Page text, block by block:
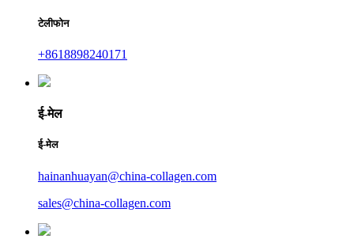
टेलीफोन
+8618898240171
ई-मेल
ई-मेल
hainanhuayan@china-collagen.com
sales@china-collagen.com